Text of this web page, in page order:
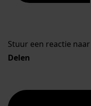
Stuur een reactie
Delen